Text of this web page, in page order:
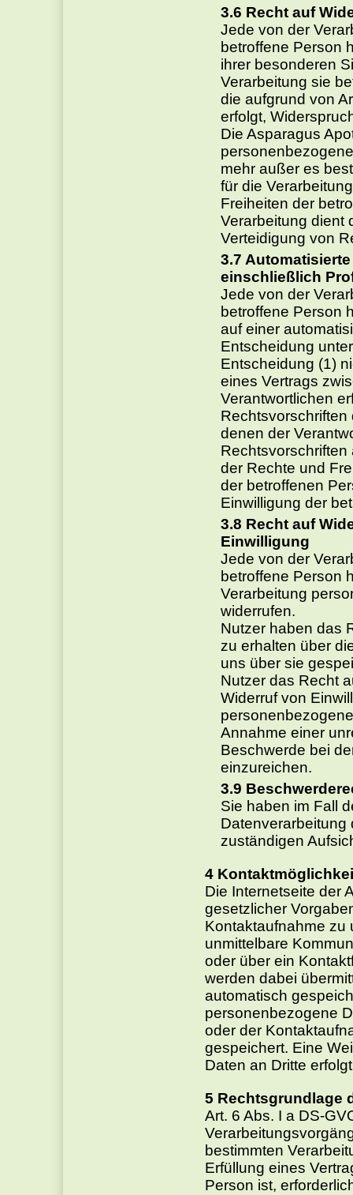
Recht auf
Jede von der
betroffene Person
ihrer besonderen
Verarbeitung sie
die aufgrund von
erfolgt,
Die Asparagus
mehr außer es
für die
Freiheiten der
Verarbeitung dient
Verteidigung von
einschließlich
Jede von der
betroffene Person
auf einer
Entscheidung
Entscheidung (1)
eines Vertrags
Verantwortlichen
Rechtsvorschriften
denen der
der Rechte und
der betroffenen
Einwilligung der
Recht auf
Einwilligung
Jede von der
betroffene Person
Verarbeitung
widerrufen.
Nutzer haben das
zu erhalten über
uns über sie
Nutzer das Recht
Widerruf von
Annahme einer
Beschwerde bei
einzureichen.
Sie haben im Fall
Datenverarbeitung
zuständigen
Die Internetseite der
gesetzlicher
Kontaktaufnahme zu
unmittelbare
oder über ein
werden dabei
automatisch
personenbezogene
oder der
gespeichert. Eine
Daten an Dritte
Rechtsgrundlage
Art. 6 Abs. I a DS-
bestimmten
Erfüllung eines
Person ist,